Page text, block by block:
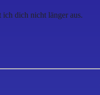
dich nicht länger aus.